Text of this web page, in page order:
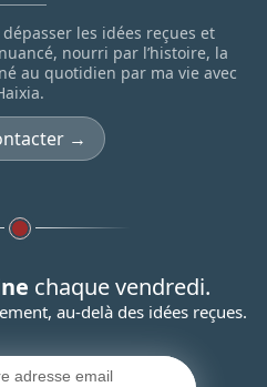
dépasser les idées reçues et
nourri par l’histoire, la
au quotidien par ma vie avec
→
chaque vendredi.
au-delà des idées reçues.